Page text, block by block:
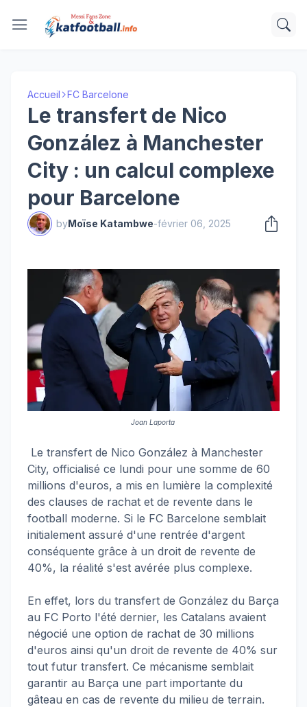
Accueil FC Barcelone
Le transfert de Nico
González à Manchester
City : un calcul complexe
pour Barcelone
byMoïse Katambwe-février 06, 2025
Joan Laporta
Le transfert de Nico González à Manchester
City, officialisé ce lundi pour une somme de 60
millions d'euros, a mis en lumière la complexité
des clauses de rachat et de revente dans le
football moderne. Si le FC Barcelone semblait
initialement assuré d'une rentrée d'argent
conséquente grâce à un droit de revente de
40%, la réalité s'est avérée plus complexe.
En effet, lors du transfert de González du Barça
au FC Porto l'été dernier, les Catalans avaient
négocié une option de rachat de 30 millions
d'euros ainsi qu'un droit de revente de 40% sur
tout futur transfert. Ce mécanisme semblait
garantir au Barça une part importante du
gâteau en cas de revente du milieu de terrain.